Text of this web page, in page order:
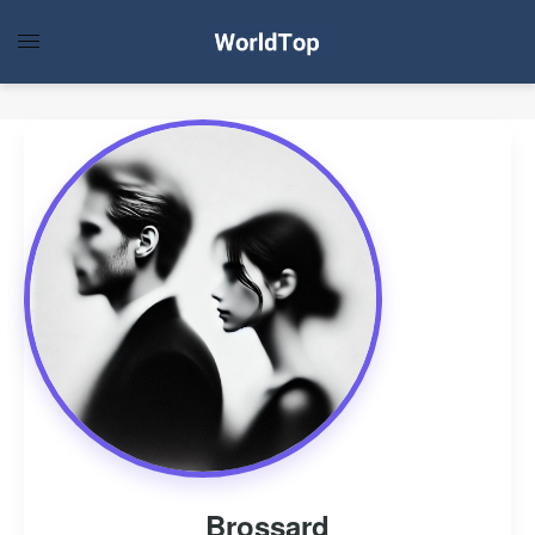
Brossard